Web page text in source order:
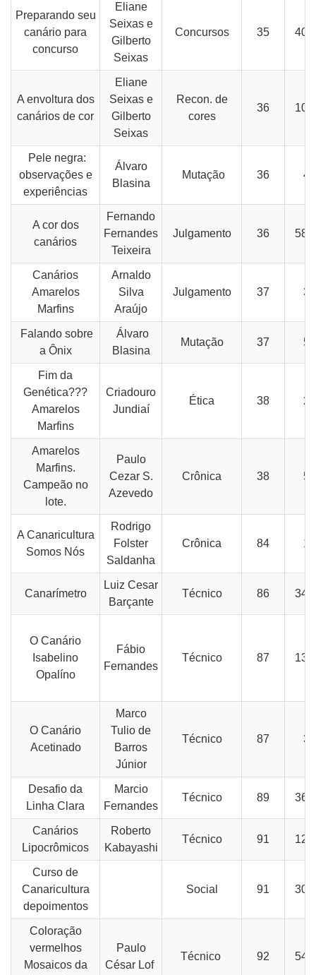
Preparando seu
canário para
concurso
Eliane
Seixas e
Gilberto
Seixas
Concursos 35 40-
A envoltura dos
canários de cor
Eliane
Seixas e
Gilberto
Seixas
Recon. de
cores
36 10-
Pele negra:
observações e
experiências
Álvaro
Blasina
Mutação 36 40
A cor dos
canários
Fernando
Fernandes
Teixeira
Julgamento 36 58-
Canários
Amarelos
Marfins
Arnaldo
Silva
Araújo
Julgamento 37 35
Falando sobre
a Ônix
Álvaro
Blasina
Mutação 37 57
Fim da
Genética???
Amarelos
Marfins
Criadouro
Jundiaí
Ética 38 21
Amarelos
Marfins.
Campeão no
lote.
Paulo
Cezar S.
Azevedo
Crônica 38 56
A Canaricultura
Somos Nós
Rodrigo
Folster
Saldanha
Crônica 84 18
Canarímetro
Luiz Cesar
Barçante
Técnico 86 34-
O Canário
Isabelino
Opalíno
Fábio
Fernandes
Técnico 87 13-
O Canário
Acetinado
Marco
Tulio de
Barros
Júnior
Técnico 87 38
Desafio da
Linha Clara
Marcio
Fernandes
Técnico 89 36-
Canários
Lipocrômicos
Roberto
Kabayashi
Técnico 91 12-
Curso de
Canaricultura
depoimentos
Social 91 30-
Coloração
vermelhos
Mosaicos da
Paulo
César Lof
Técnico 92 54-